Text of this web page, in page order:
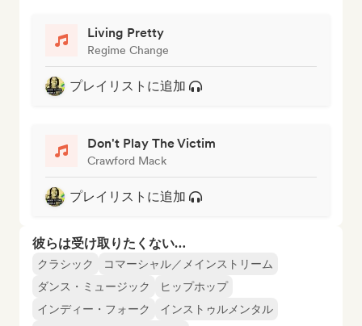
Living Pretty
Regime Change
プレイリストに追加
Don't Play The Victim
Crawford Mack
プレイリストに追加
彼らは受け取りたくない…
クラシック
コマーシャル／メインストリーム
ダンス・ミュージック
ヒップホップ
インディー・フォーク
インストゥルメンタル